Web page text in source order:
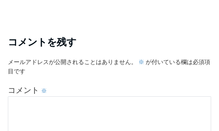
コメントを残す
メールアドレスが公開されることはありません。 ※ が付いている欄は必須項
目です
コメント ※